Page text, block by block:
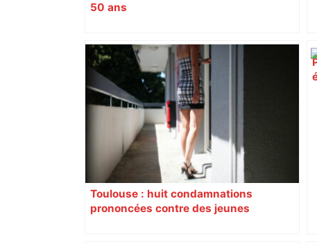
50 ans
Toulouse : huit condamnations
prononcées contre des jeunes